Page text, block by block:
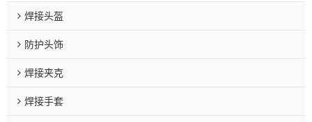
焊接头盔
防护头饰
焊接夹克
焊接手套